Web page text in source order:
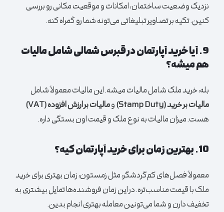
نزدیک وضعیت ساختمان، امکانات و موقعیت مکانی رو بررسی
کنین. تکیه بر تصاویر تبلیغاتی می‌تونه شما رو گمراه کنه.
9. آیا خرید آپارتماندر قبرس شمالی شامل مالیات
هم میشه؟
بله، خرید ملک شامل مالیات میشه. این مالیات معمولاً شامل
مالیات بر خرید (Stamp Duty)
ومالیات بر ارزش افزوده (VAT)
هست. میزان مالیات به نوع ملک و قیمت اون بستگی داره.
10. بهترین زمان برای خرید آپارتمانکیه؟
معمولاً فصل‌های کم‌گردشگر، مثل زمستون، زمان بهتری برای خرید
ملک با قیمت مناسب‌تره. در این زمان فروشنده‌ها تمایل بیشتری به
تخفیف دارن و شما می‌تونین معامله بهتری انجام بدین.